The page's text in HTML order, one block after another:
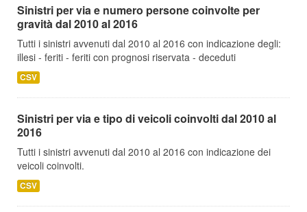
Sinistri per via e numero persone coinvolte per
gravità dal 2010 al 2016
Tutti i sinistri avvenuti dal 2010 al 2016 con indicazione degli:
illesi - feriti - feriti con prognosi riservata - deceduti
CSV
Sinistri per via e tipo di veicoli coinvolti dal 2010 al
2016
Tutti i sinistri avvenuti dal 2010 al 2016 con indicazione dei
veicoli coinvolti.
CSV